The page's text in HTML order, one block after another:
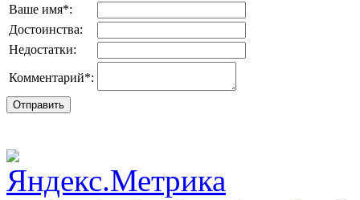
Ваше имя*:
Достоинства:
Недостатки:
Комментарий*: